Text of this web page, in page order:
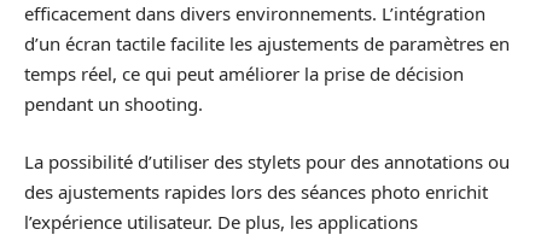
efficacement dans divers environnements. L’intégration
d’un écran tactile facilite les ajustements de paramètres en
temps réel, ce qui peut améliorer la prise de décision
pendant un shooting.
La possibilité d’utiliser des stylets pour des annotations ou
des ajustements rapides lors des séances photo enrichit
l’expérience utilisateur. De plus, les applications